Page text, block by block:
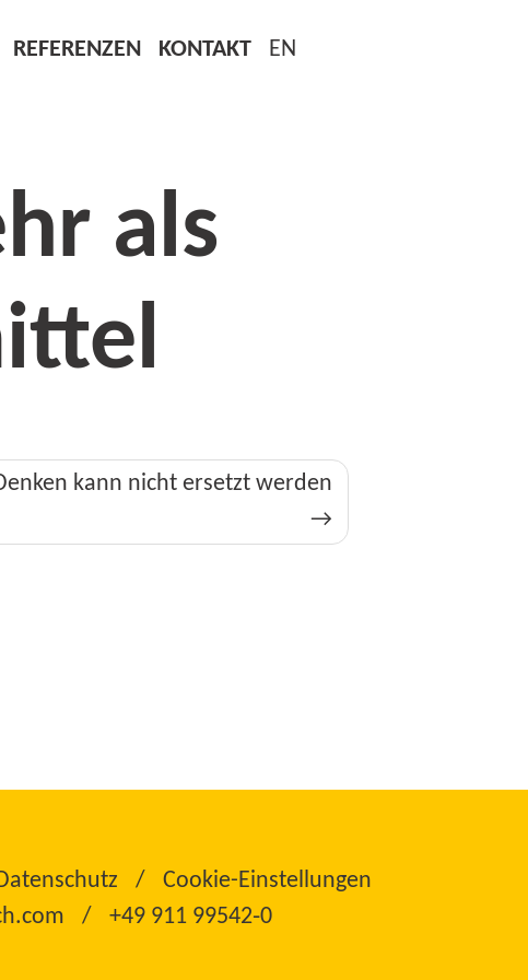
REFERENZEN KONTAKT EN
als
kann nicht ersetzt werden
Cookie-Einstellungen
+49 911 99542‑0